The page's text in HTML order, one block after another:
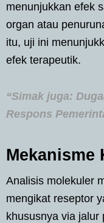
menunjukkan efek
organ atau
itu, uji ini
efek terapeutik.
“Simak juga:
Respons
Mekanisme
Analisis molekuler
mengikat reseptor
khususnya via jalur